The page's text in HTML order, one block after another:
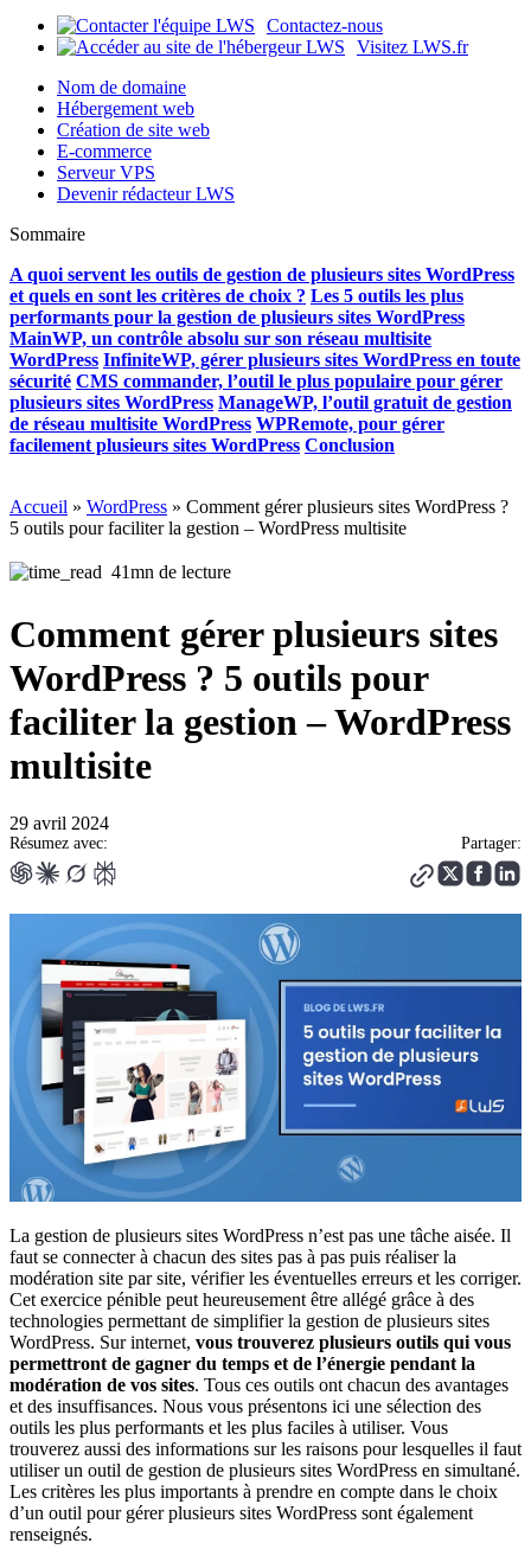
Contactez-nous
Visitez LWS.fr
Nom de domaine
Hébergement web
Création de site web
E-commerce
Serveur VPS
Devenir rédacteur LWS
Sommaire
A quoi servent les outils de gestion de plusieurs sites WordPress
et quels en sont les critères de choix ? Les 5 outils les plus
performants pour la gestion de plusieurs sites WordPress
MainWP, un contrôle absolu sur son réseau multisite
WordPress InfiniteWP, gérer plusieurs sites WordPress en toute
sécurité CMS commander, l’outil le plus populaire pour gérer
plusieurs sites WordPress ManageWP, l’outil gratuit de gestion
de réseau multisite WordPress WPRemote, pour gérer
facilement plusieurs sites WordPress Conclusion
Accueil » WordPress » Comment gérer plusieurs sites WordPress ?
5 outils pour faciliter la gestion – WordPress multisite
41mn de lecture
Comment gérer plusieurs sites
WordPress ? 5 outils pour
faciliter la gestion – WordPress
multisite
29 avril 2024
Résumez avec: Partager:
La gestion de plusieurs sites WordPress n’est pas une tâche aisée. Il
faut se connecter à chacun des sites pas à pas puis réaliser la
modération site par site, vérifier les éventuelles erreurs et les corriger.
Cet exercice pénible peut heureusement être allégé grâce à des
technologies permettant de simplifier la gestion de plusieurs sites
WordPress. Sur internet, vous trouverez plusieurs outils qui vous
permettront de gagner du temps et de l’énergie pendant la
modération de vos sites. Tous ces outils ont chacun des avantages
et des insuffisances. Nous vous présentons ici une sélection des
outils les plus performants et les plus faciles à utiliser. Vous
trouverez aussi des informations sur les raisons pour lesquelles il faut
utiliser un outil de gestion de plusieurs sites WordPress en simultané.
Les critères les plus importants à prendre en compte dans le choix
d’un outil pour gérer plusieurs sites WordPress sont également
renseignés.